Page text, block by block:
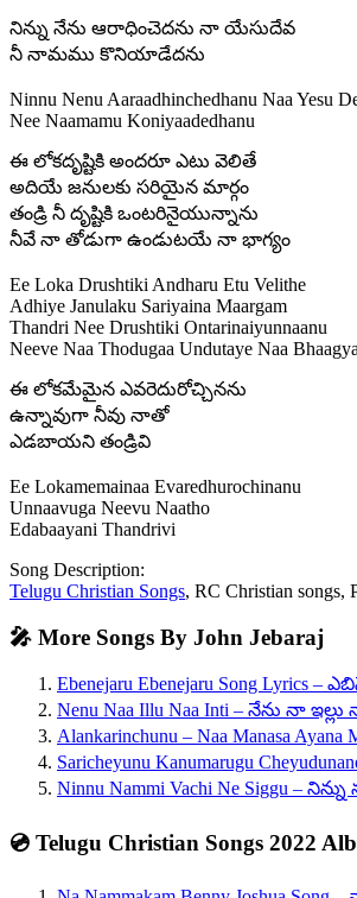
నిన్ను నేను ఆరాధించెదను నా యేసుదేవ
నీ నామము కొనియాడేదను
Ninnu Nenu Aaraadhinchedhanu Naa Yesu
Nee Naamamu Koniyaadedhanu
ఈ లోకదృష్టికి అందరూ ఎటు వెలితే
అదియే జనులకు సరియైన మార్గం
తండ్రి నీ దృష్టికి ఒంటరినైయున్నాను
నీవే నా తోడుగా ఉండుటయే నా భాగ్యం
Ee Loka Drushtiki Andharu Etu Velithe
Adhiye Janulaku Sariyaina Maargam
Thandri Nee Drushtiki Ontarinaiyunnaanu
Neeve Naa Thodugaa Undutaye Naa
ఈ లోకమేమైన ఎవరెదురోచ్చినను
ఉన్నావుగా నీవు నాతో
ఎడబాయని తండ్రివి
Ee Lokamemainaa Evaredhurochinanu
Unnaavuga Neevu Naatho
Edabaayani Thandrivi
Song Description:
Telugu Christian Songs, RC Christian songs,
🎤 More Songs By John Jebaraj
Ebenejaru Ebenejaru Song Lyrics –
Nenu Naa Illu Naa Inti – నేను నా
Alankarinchunu – Naa Manasa
Saricheyunu Kanumarugu
Ninnu Nammi Vachi Ne Siggu –
💿 Telugu Christian Songs 2022